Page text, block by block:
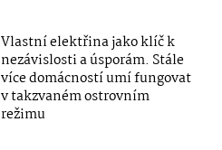
Vlastní elektřina jako klíč k
nezávislosti a úsporám. Stále
více domácností umí fungovat
v takzvaném ostrovním
režimu